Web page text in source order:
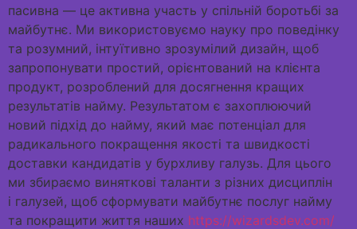
пасивна — це активна участь у спільній боротьбі за
майбутнє. Ми використовуємо науку про поведінку
та розумний, інтуїтивно зрозумілий дизайн, щоб
запропонувати простий, орієнтований на клієнта
продукт, розроблений для досягнення кращих
результатів найму. Результатом є захоплюючий
новий підхід до найму, який має потенціал для
радикального покращення якості та швидкості
доставки кандидатів у бурхливу галузь. Для цього
ми збираємо виняткові таланти з різних дисциплін
і галузей, щоб сформувати майбутнє послуг найму
та покращити життя наших https://wizardsdev.com/